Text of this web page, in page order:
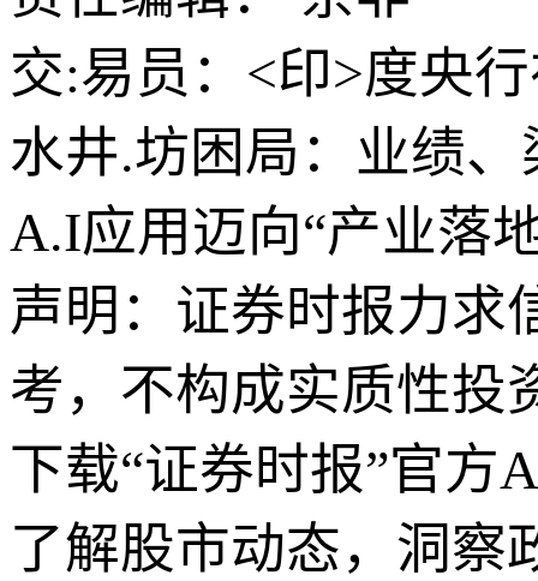
交:易员：<印>度央
水井.坊困局：业绩
A.I应用迈向“产业落
声明：证券时报力求
考，不构成实质性投
下载“证券时报”官方
了解股市动态，洞察